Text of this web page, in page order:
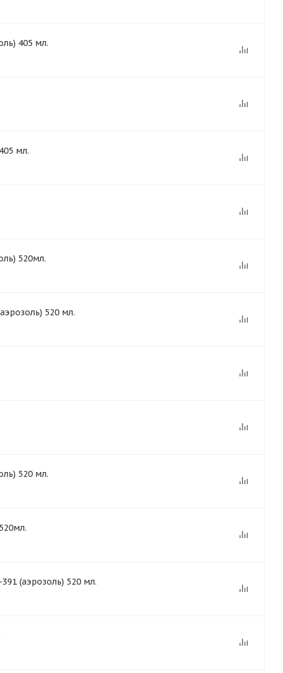
405 мл.
мл.
520мл.
520 мл.
520 мл.
(аэрозоль) 520 мл.